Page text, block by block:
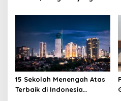
15 Sekolah Menengah Atas
Terbaik di Indonesia